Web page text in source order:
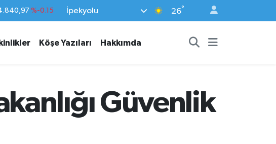
47,7436 %0.18
64,4811 %0.38
%-0.15
İpekyolu 26°
Köşe Yazıları Hakkımda
Güvenlik